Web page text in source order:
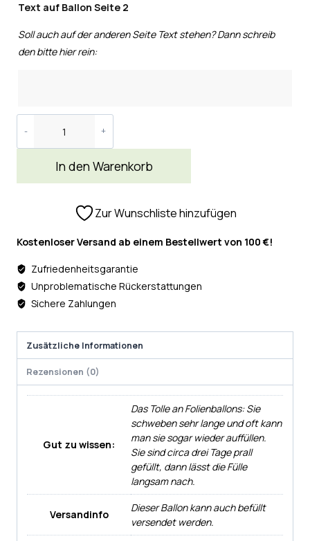
Text auf Ballon Seite 2
Soll auch auf der anderen Seite Text stehen? Dann schreib
den bitte hier rein:
In den Warenkorb
Zur Wunschliste hinzufügen
Kostenloser Versand ab einem Bestellwert von 100 €!
Zufriedenheitsgarantie
Unproblematische Rückerstattungen
Sichere Zahlungen
Zusätzliche Informationen
Rezensionen (0)
Gut zu wissen:
Das Tolle an Folienballons: Sie
schweben sehr lange und oft kann
man sie sogar wieder auffüllen.
Sie sind circa drei Tage prall
gefüllt, dann lässt die Fülle
langsam nach.
Versandinfo
Dieser Ballon kann auch befüllt
versendet werden.